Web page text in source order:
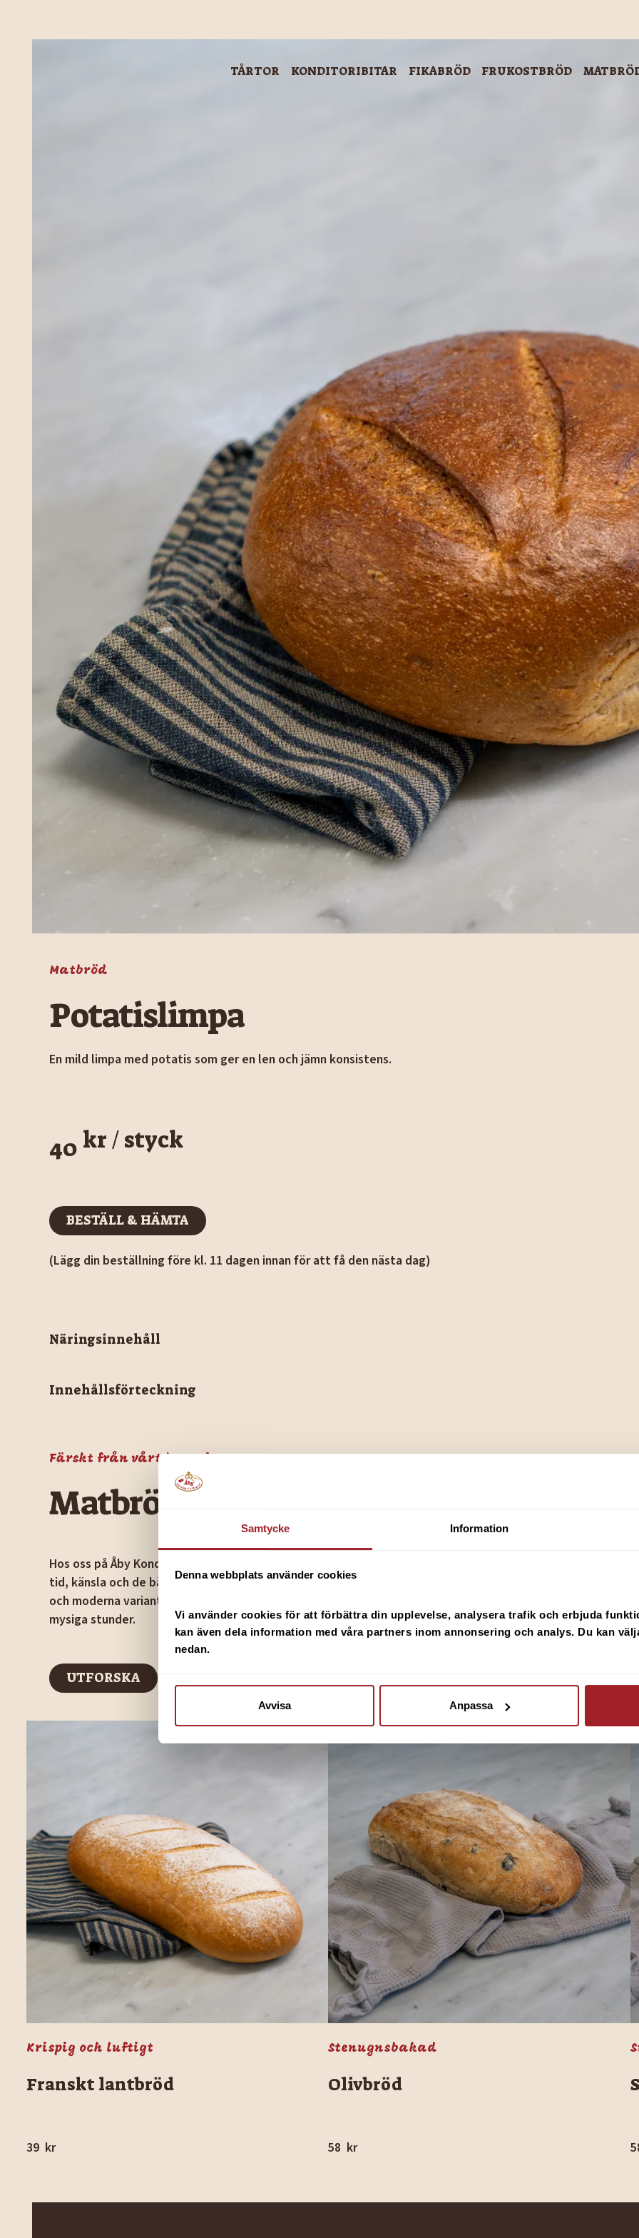
Samtycke Information
Denna webbplats använder cookies
Vi använder cookies för att förbättra din upplevelse, analysera trafik och erbjuda
kan även dela information med våra partners inom annonsering och analys. Du kan
nedan.
Avvisa Anpassa
TÅRTOR KONDITORIBITAR FIKABRÖD FRUKOSTBRÖD
Matbröd
Potatislimpa
En mild limpa med potatis som ger en len och jämn konsistens.
40 kr / styck
BESTÄLL & HÄMTA
BESTÄLL & HÄMTA
(Lägg din beställning före kl. 11 dagen innan för att få den nästa dag)
Näringsinnehåll
Innehållsförteckning
Färskt från vårt bageri
Matbröd
Hos oss på Åby Konditori bakar vi matbröd och limpor från grunden med
tid, känsla och de bästa råvarorna. Välj bland klassiker, grova favoriter
och moderna varianter perfekta för både vardagsfrukosten och helgens
mysiga stunder.
UTFORSKA
UTFORSKA
Krispig och luftigt
Franskt lantbröd
39 kr
Stenugnsbakad
Olivbröd
58 kr